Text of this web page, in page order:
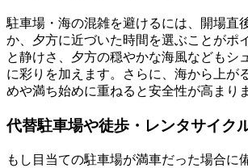
駐車場・海の混雑を避けるには、開場直
か、夕方に近づいた時間を選ぶことがポ
と静けさ、夕方の穏やかな海風などもシ
に彩りを加えます。さらに、海から上が
めや満ち始めに重ねると安全性が高まり
代替駐車場や徒歩・レンタサイク
もし目当ての駐車場が満車だった場合に